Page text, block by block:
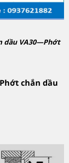
dầu VA30—Phớt
chắn dầu